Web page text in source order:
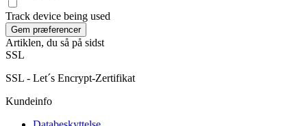
Track device being used
Artiklen, du så på sidst
SSL
SSL - Let´s Encrypt-Zertifikat
Kundeinfo